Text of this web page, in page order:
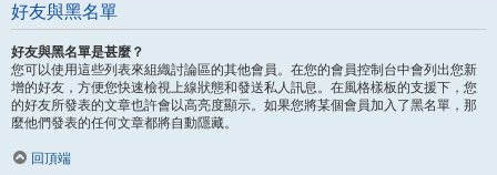
好友與黑名單
好友與黑名單是甚麼？
您可以使用這些列表來組織討論區的其他會員。在您的會員控制台中會列出您新
增的好友，方便您快速檢視上線狀態和發送私人訊息。在風格樣板的支援下，您
的好友所發表的文章也許會以高亮度顯示。如果您將某個會員加入了黑名單，那
麼他們發表的任何文章都將自動隱藏。
回頂端